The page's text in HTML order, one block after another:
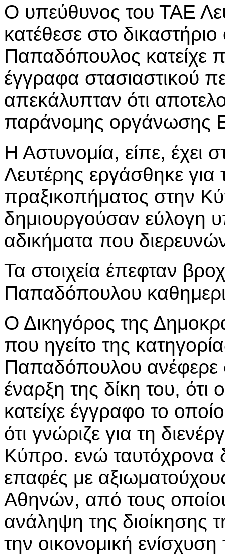
Ο υπεύθυνος του ΤΑΕ
κατέθεσε στο δικαστήριο
Παπαδόπουλος κατείχε
έγγραφα στασιαστικού
απεκάλυπταν ότι
παράνομης οργάνωσης
Η Αστυνομία, είπε, έχει
Λευτέρης εργάσθηκε για
πραξικοπήματος στην
δημιουργούσαν εύλογη
αδικήματα που
Τα στοιχεία έπεφταν
Παπαδόπουλου
Ο Δικηγόρος της
που ηγείτο της
Παπαδόπουλου ανέφερε
έναρξη της δίκη του,
κατείχε έγγραφο το
ότι γνώριζε για τη
Κύπρο. ενώ ταυτόχρονα
επαφές με
Αθηνών, από τους
ανάληψη της διοίκησης
την οικονομική